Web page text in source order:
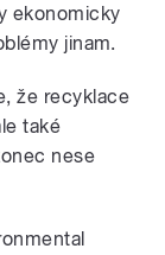
ekonomicky
jinam.
že recyklace
také
nese